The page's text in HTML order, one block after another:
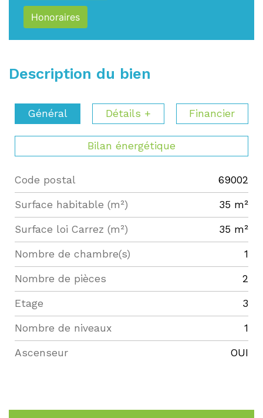
Honoraires
Description du bien
Général Détails + Financier
Bilan énergétique
Label Value
Code postal 69002
Surface habitable (m²) 35 m²
Surface loi Carrez (m²) 35 m²
Nombre de chambre(s) 1
Nombre de pièces 2
Etage 3
Nombre de niveaux 1
Ascenseur OUI